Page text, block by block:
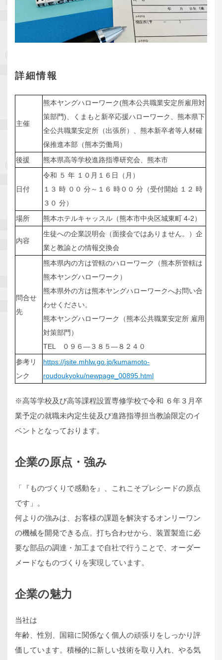
詳細情報
主催
熊本ヤングハローワーク(熊本公共職業安定所雇用対
策部門)、くまもと新卒応援ハローワーク、熊本県下
全公共職業安定所（出張所）、熊本新卒者等人材確
保推進本部（熊本労働局）
後援
熊本県高等学校進路指導研究会、熊本市
日付
令和 ５ 年 １０月１６日（月）
１３ 時 ００ 分～１６ 時００ 分（受付開始 １２ 時
３０ 分）
場所
熊本ホテルキャッスル（熊本市中央区城東町 4-2）
内容
生徒への企業説明会（面接会ではありません。）企
業と教諭との情報交換会
問合せ
先
熊本県内の方は管轄のハローワーク（熊本所管轄は
熊本ヤングハローワーク）
熊本県外の方は熊本ヤングハローワークへお問い合
わせください。
熊本ヤングハローワーク（熊本公共職業安定所 雇用
対策部門）
TEL ０９６―３８５―８２４０
参考リ
ンク
https://jsite.mhlw.go.jp/kumamoto-
roudoukyoku/newpage_00895.html
※高等学校及び高等課程設置専修学校で令和 ６年３月卒
業予定の就職未内定生徒及び進路指導担当教諭限定のイ
ベントとなっております。
企業の原点・強み
「『ものづくりで感動を』、これこそプレシードの原点
です」。
何よりの強みは、お客様の課題を解決するオンリーワン
の機械を開発できる点。打ち合わせから、装置製造に必
要な部品の調達・加工まで自社で行うことで、オーダー
メードなものづくりを実現しています。
企業の魅力
当社は
年齢、性別、国籍に関係なく個人の頑張りをしっかり評
価しています。積極的に新しい技術を取り入れ、やる気